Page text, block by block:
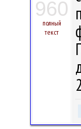
960
полный
текст